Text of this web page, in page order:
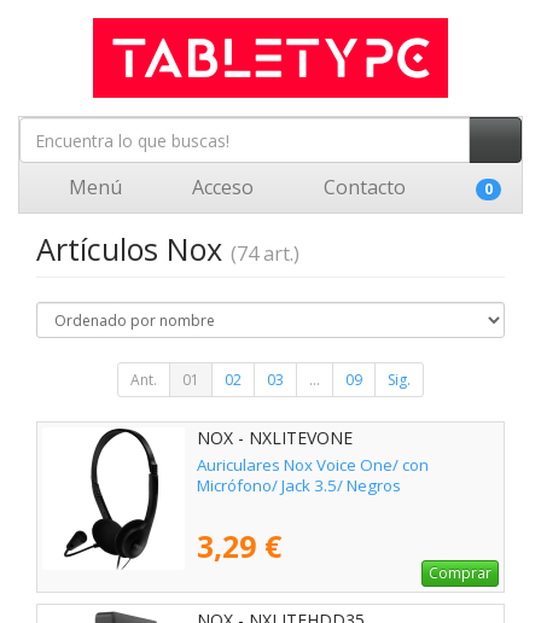
Menú Acceso Contacto 0
Artículos Nox (74 art.)
Ant. 01 02 03 ... 09 Sig.
NOX - NXLITEVONE
Auriculares Nox Voice One/ con
Micrófono/ Jack 3.5/ Negros
3,29 €
Comprar